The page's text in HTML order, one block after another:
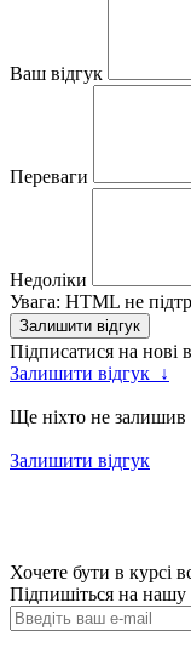
Ваш відгук
Переваги
Недоліки
Увага: HTML не
Залишити відгук
Підписатися на нові
Залишити відгук ↓
Ще ніхто не залишив
Залишити відгук
Хочете бути в курсі
Підпишіться на нашу